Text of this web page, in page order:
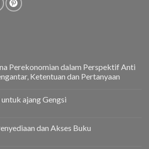
Perekonomian dalam Perspektif Anti
Ketentuan dan Pertanyaan
ajang Gengsi
dan Akses Buku